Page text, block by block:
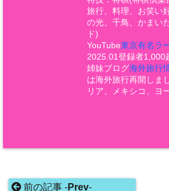
旅行、料理、お笑い
の光、千鳥、かまい
ド)
YouTube東京有名ラ
2025.01登録者1,000
姉妹ブログ海外旅行
は海外旅行再開しま
リア、メキシコ、ヨ
前の記事 -Prev-